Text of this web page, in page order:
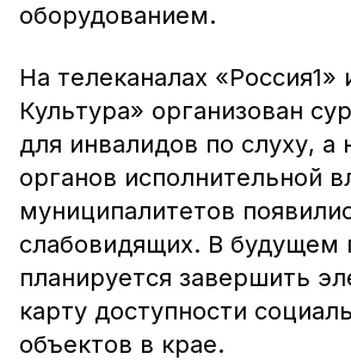
оборудованием.
На телеканалах «Россия1»
Культура» организован
для инвалидов по слуху, а
органов исполнительной
муниципалитетов
слабовидящих. В будущем
планируется завершить
карту доступности
объектов в крае.